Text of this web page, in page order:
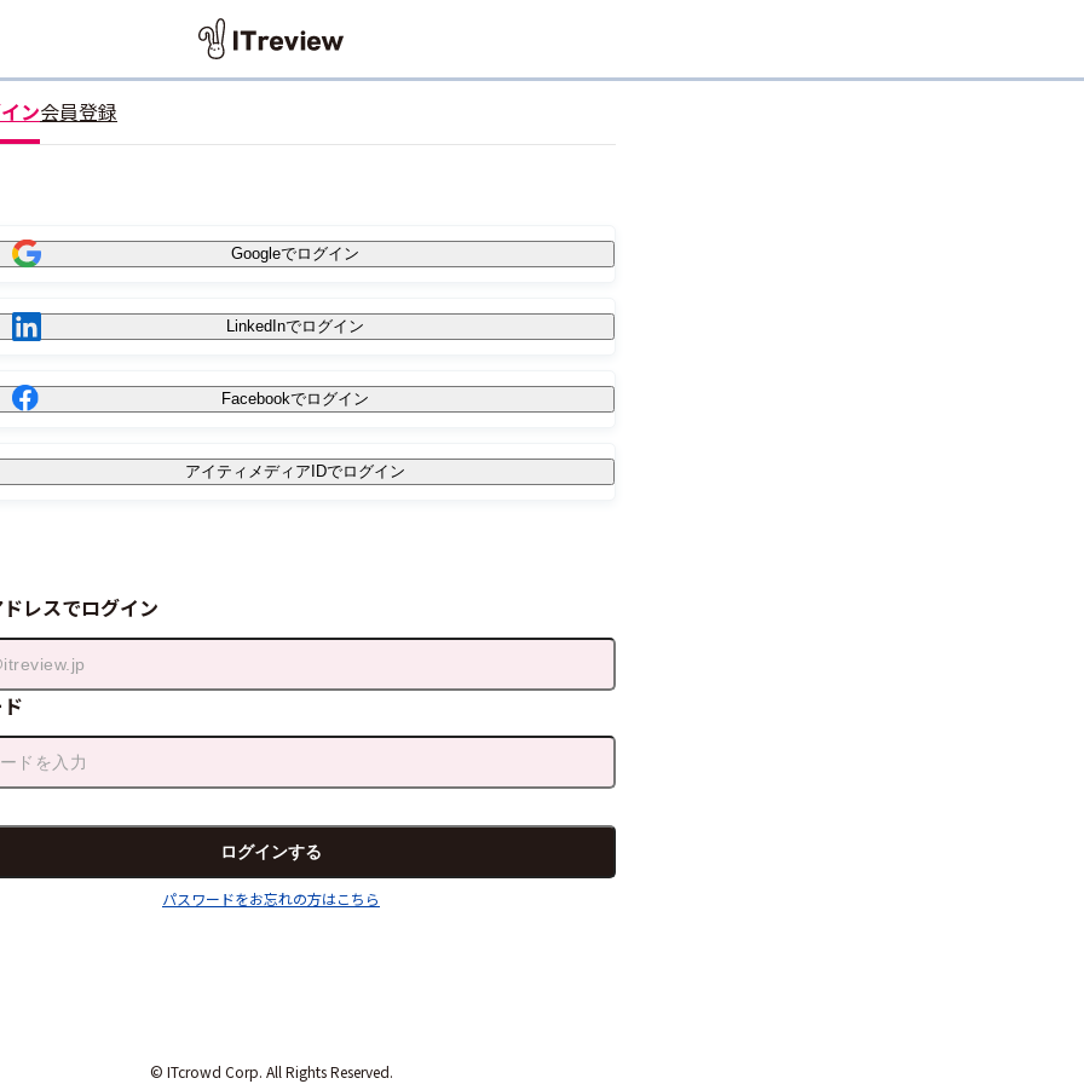
ン会員登録
Googleでログイン
LinkedInでログイン
Facebookでログイン
アイティメディアIDでログイン
レスでログイン
パスワードをお忘れの方はこちら
© ITcrowd Corp. All Rights Reserved.